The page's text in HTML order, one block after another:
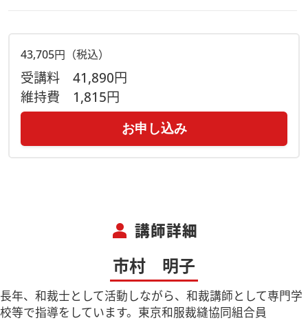
43,705円（税込）
受講料 41,890円
維持費 1,815円
お申し込み
person 講師詳細
市村 明子
長年、和裁士として活動しながら、和裁講師として専門学
校等で指導をしています。東京和服裁縫協同組合員